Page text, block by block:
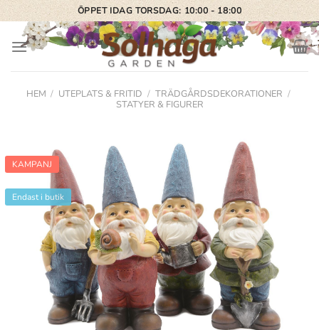
Skip
to
content
ÖPPET IDAG TORSDAG: 10:00 - 18:00
HEM / UTEPLATS & FRITID / TRÄDGÅRDSDEKORATIONER /
STATYER & FIGURER
KAMPANJ
Endast i butik